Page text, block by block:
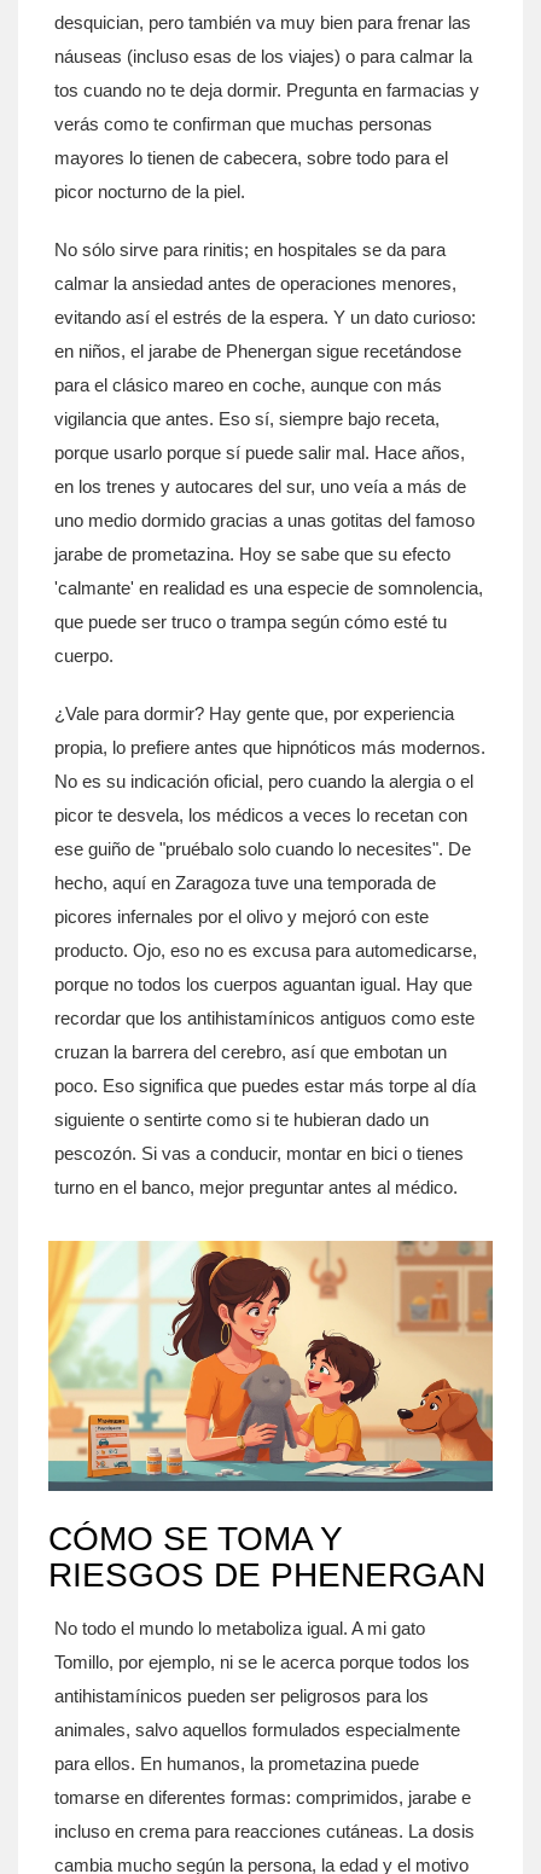
desquician, pero también va muy bien para frenar las
náuseas (incluso esas de los viajes) o para calmar la
tos cuando no te deja dormir. Pregunta en farmacias y
verás como te confirman que muchas personas
mayores lo tienen de cabecera, sobre todo para el
picor nocturno de la piel.
No sólo sirve para rinitis; en hospitales se da para
calmar la ansiedad antes de operaciones menores,
evitando así el estrés de la espera. Y un dato curioso:
en niños, el jarabe de Phenergan sigue recetándose
para el clásico mareo en coche, aunque con más
vigilancia que antes. Eso sí, siempre bajo receta,
porque usarlo porque sí puede salir mal. Hace años,
en los trenes y autocares del sur, uno veía a más de
uno medio dormido gracias a unas gotitas del famoso
jarabe de prometazina. Hoy se sabe que su efecto
'calmante' en realidad es una especie de somnolencia,
que puede ser truco o trampa según cómo esté tu
cuerpo.
¿Vale para dormir? Hay gente que, por experiencia
propia, lo prefiere antes que hipnóticos más modernos.
No es su indicación oficial, pero cuando la alergia o el
picor te desvela, los médicos a veces lo recetan con
ese guiño de "pruébalo solo cuando lo necesites". De
hecho, aquí en Zaragoza tuve una temporada de
picores infernales por el olivo y mejoró con este
producto. Ojo, eso no es excusa para automedicarse,
porque no todos los cuerpos aguantan igual. Hay que
recordar que los antihistamínicos antiguos como este
cruzan la barrera del cerebro, así que embotan un
poco. Eso significa que puedes estar más torpe al día
siguiente o sentirte como si te hubieran dado un
pescozón. Si vas a conducir, montar en bici o tienes
turno en el banco, mejor preguntar antes al médico.
CÓMO SE TOMA Y
RIESGOS DE PHENERGAN
No todo el mundo lo metaboliza igual. A mi gato
Tomillo, por ejemplo, ni se le acerca porque todos los
antihistamínicos pueden ser peligrosos para los
animales, salvo aquellos formulados especialmente
para ellos. En humanos, la prometazina puede
tomarse en diferentes formas: comprimidos, jarabe e
incluso en crema para reacciones cutáneas. La dosis
cambia mucho según la persona, la edad y el motivo